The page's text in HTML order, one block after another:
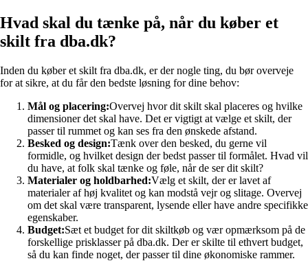
Hvad skal du tænke på, når du køber et
skilt fra dba.dk?
Inden du køber et skilt fra dba.dk, er der nogle ting, du bør overveje
for at sikre, at du får den bedste løsning for dine behov:
Mål og placering:Overvej hvor dit skilt skal placeres og hvilke
dimensioner det skal have. Det er vigtigt at vælge et skilt, der
passer til rummet og kan ses fra den ønskede afstand.
Besked og design:Tænk over den besked, du gerne vil
formidle, og hvilket design der bedst passer til formålet. Hvad vil
du have, at folk skal tænke og føle, når de ser dit skilt?
Materialer og holdbarhed:Vælg et skilt, der er lavet af
materialer af høj kvalitet og kan modstå vejr og slitage. Overvej
om det skal være transparent, lysende eller have andre specifikke
egenskaber.
Budget:Sæt et budget for dit skiltkøb og vær opmærksom på de
forskellige prisklasser på dba.dk. Der er skilte til ethvert budget,
så du kan finde noget, der passer til dine økonomiske rammer.